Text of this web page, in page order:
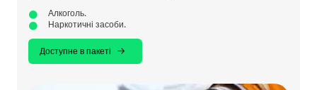
Алкоголь.
Наркотичні засоби.
Доступне в пакеті